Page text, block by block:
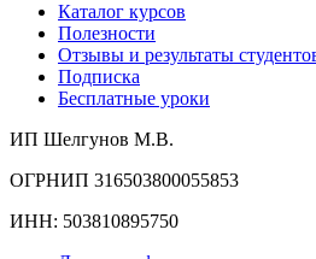
Каталог курсов
Полезности
Отзывы и результаты
Подписка
Бесплатные уроки
ИП Шелгунов М.В.
ОГРНИП 316503800055853
ИНН: 503810895750